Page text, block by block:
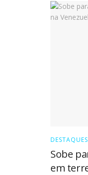
DESTAQUES
Sobe
em